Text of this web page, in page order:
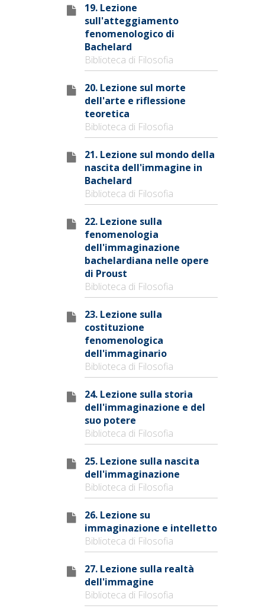
19. Lezione
sull'atteggiamento
fenomenologico di
Bachelard
Biblioteca di Filosofia
20. Lezione sul morte
dell'arte e riflessione
teoretica
Biblioteca di Filosofia
21. Lezione sul mondo della
nascita dell'immagine in
Bachelard
Biblioteca di Filosofia
22. Lezione sulla
fenomenologia
dell'immaginazione
bachelardiana nelle opere
di Proust
Biblioteca di Filosofia
23. Lezione sulla
costituzione
fenomenologica
dell'immaginario
Biblioteca di Filosofia
24. Lezione sulla storia
dell'immaginazione e del
suo potere
Biblioteca di Filosofia
25. Lezione sulla nascita
dell'immaginazione
Biblioteca di Filosofia
26. Lezione su
immaginazione e intelletto
Biblioteca di Filosofia
27. Lezione sulla realtà
dell'immagine
Biblioteca di Filosofia